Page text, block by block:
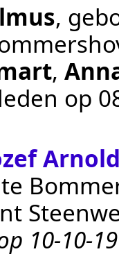
,
,
op
te
10-10-